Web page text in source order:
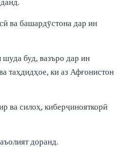
ва башардӯстона дар ин
буд, вазъро дар ин
таҳдидҳое, ки аз Афғонистон
ва силоҳ, киберҷинояткорӣ
доранд.